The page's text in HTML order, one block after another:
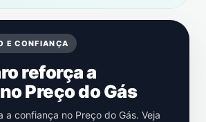
E CONFIANÇA
reforça a
Preço do Gás
a confiança no Preço do Gás. Veja